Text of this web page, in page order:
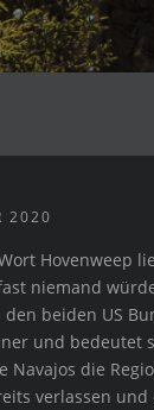
2020
Hovenweep
niemand
den beiden US
und bedeutet
Navajos die
verlassen